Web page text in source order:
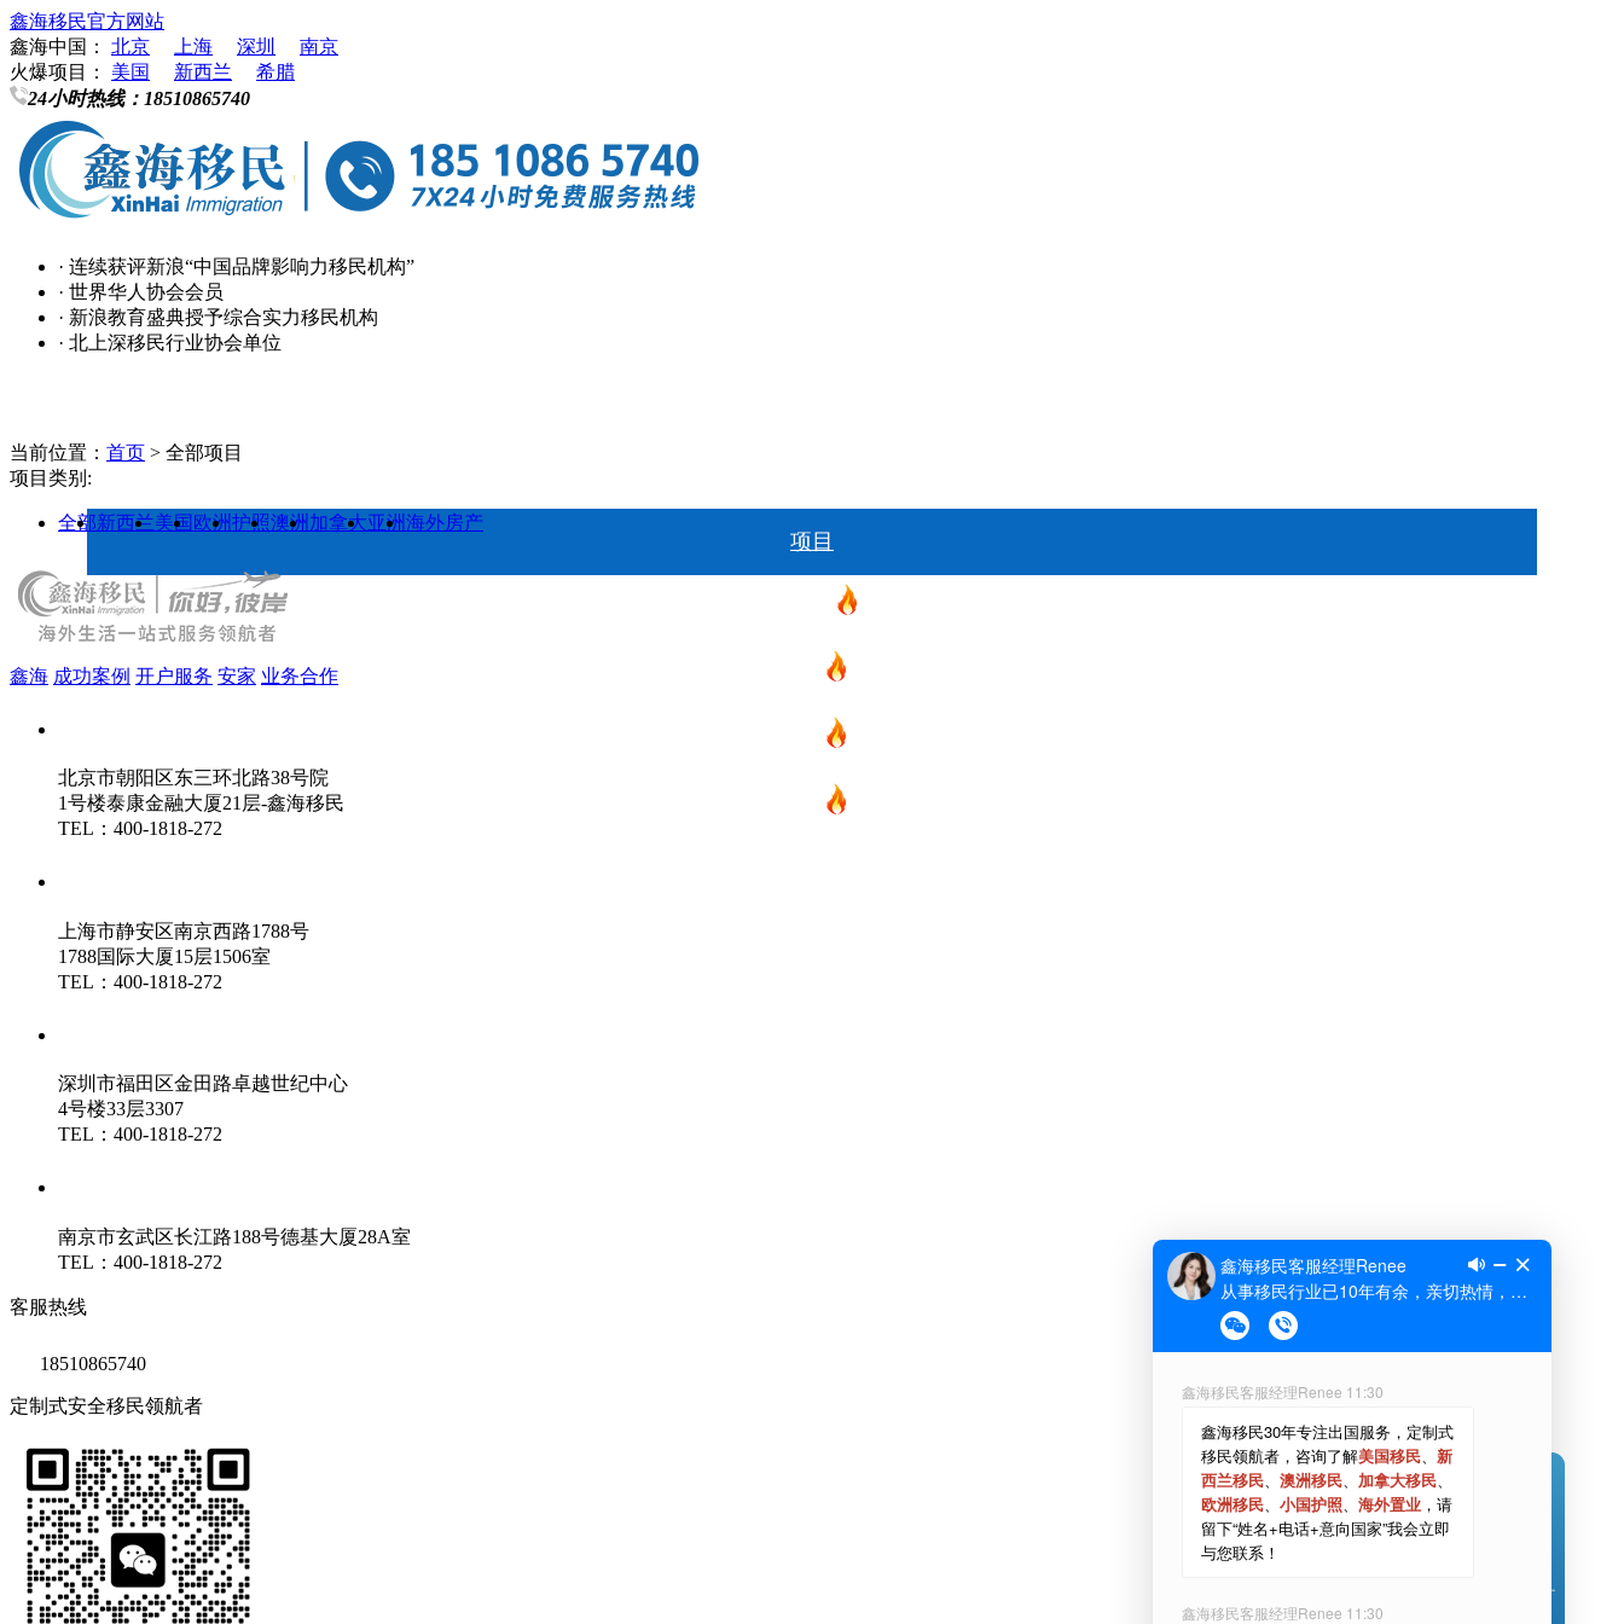
鑫海移民官方网站
鑫海中国：
北京 上海 深圳
南京
火爆项目：
美国 新西兰
希腊
24小时热线： 18510865740
· 连续获评新浪“中国品牌影响力移民机构”
· 世界华人协会会员
· 新浪教育盛典授予综合实力移民机构
· 北上深移民行业协会单位
项目
当前位置： 首页 > 全部项目
项目类别:
全部新西兰美国 欧洲护照澳洲 加拿大亚洲海外房产
鑫海 成功案例 开户服务 安家 业务合作
北京市朝阳区东三环北路38号院
1号楼泰康金融大厦21层-鑫海移民
TEL：400-1818-272
上海市静安区南京西路1788号
1788国际大厦15层1506室
TEL：400-1818-272
深圳市福田区金田路卓越世纪中心
4号楼33层3307
TEL：400-1818-272
南京市玄武区长江路188号德基大厦28A室
TEL：400-1818-272
客服热线
18510865740
定制式安全移民领航者